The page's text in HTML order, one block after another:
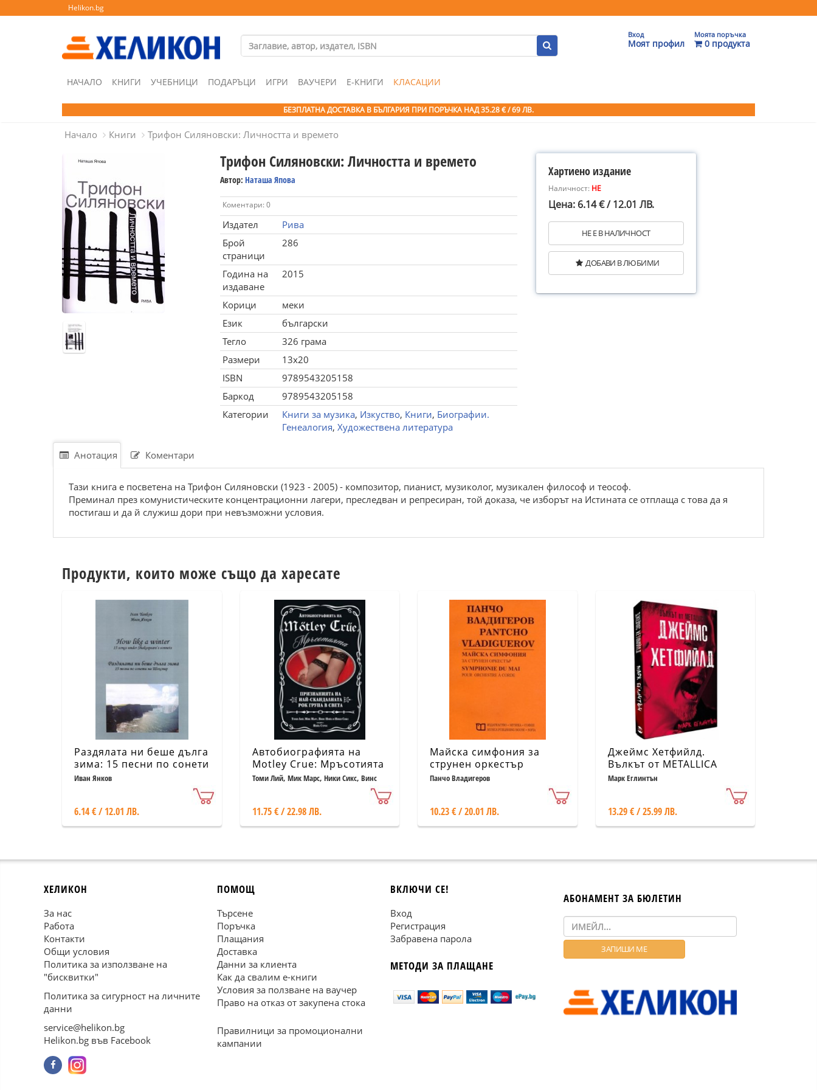
Helikon.bg
Вход
Моят профил
Моята поръчка
0 продукта
НАЧАЛО КНИГИ УЧЕБНИЦИ ПОДАРЪЦИ ИГРИ ВАУЧЕРИ Е-КНИГИ КЛАСАЦИИ
БЕЗПЛАТНА ДОСТАВКА В БЪЛГАРИЯ ПРИ ПОРЪЧКА НАД 35.28 € / 69 ЛВ.
Начало Книги Трифон Силяновски: Личността и времето
Трифон Силяновски: Личността и времето
Автор: Наташа Япова
Коментари: 0
Издател
Рива
Брой
страници
286
Година на
издаване
2015
Корици
меки
Език
български
Тегло
326 грама
Размери
13x20
ISBN
9789543205158
Баркод
9789543205158
Категории
Книги за музика, Изкуство, Книги, Биографии.
Генеалогия, Художествена литература
Хартиено издание
Наличност: НЕ
Цена: 6.14 € / 12.01 ЛВ.
НЕ Е В НАЛИЧНОСТ
ДОБАВИ В ЛЮБИМИ
Анотация Коментари
Тази книга е посветена на Трифон Силяновски (1923 - 2005) - композитор, пианист, музиколог, музикален философ и теософ.
Преминал през комунистическите концентрационни лагери, преследван и репресиран, той доказа, че изборът на Истината се отплаща с това да я
постигаш и да й служиш дори при невъзможни условия.
Продукти, които може също да харесате
Раздялата ни беше дълга
зима: 15 песни по сонети
на Шекспир
Иван Янков
6.14 € / 12.01 ЛВ.
Автобиографията на
Motley Crue: Мръсотията
Томи Лий, Мик Марс, Ники Сикс, Винс
11.75 € / 22.98 ЛВ.
Майска симфония за
струнен оркестър
Панчо Владигеров
10.23 € / 20.01 ЛВ.
Джеймс Хетфийлд.
Вълкът от METALLICA
Марк Еглинтън
13.29 € / 25.99 ЛВ.
ХЕЛИКОН
За нас
Работа
Контакти
Общи условия
Политика за използване на
"бисквитки"
Политика за сигурност на личните
данни
service@helikon.bg
Helikon.bg във Facebook
ПОМОЩ
Търсене
Поръчка
Плащания
Доставка
Данни за клиента
Как да свалим е-книги
Условия за ползване на ваучер
Право на отказ от закупена стока
Правилници за промоционални
кампании
ВКЛЮЧИ СЕ!
Вход
Регистрация
Забравена парола
МЕТОДИ ЗА ПЛАЩАНЕ
АБОНАМЕНТ ЗА БЮЛЕТИН